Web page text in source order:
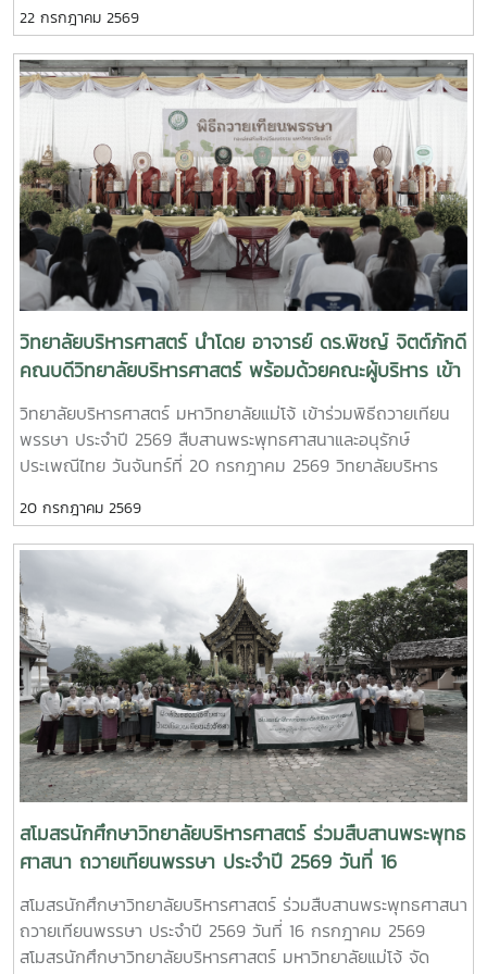
ในหลากหลายด้าน
พัฒนาการศึกษา ไทย–จีน (Thai-Chinese Education
Development Association) เพื่อเข้าพบและหารือแนวทางการ
สร้างความร่วมมือทางวิชาการและการพัฒนาความสัมพันธ์ระหว่าง
ทั้งสององค์กร โดยมี อาจารย์ ดร.พิชญ์ จิตต์ภักดี คณบดี
วิทยาลัยบริหารศาสตร์ พร้อมคณะผู้บริหาร ให้การต้อนรับและร่วม
แลกเปลี่ยนความคิดเห็น การหารือในครั้งนี้มุ่งเน้นการส่งเสริม
ความร่วมมือในหลากหลายด้าน ได้แก่ การรับสมัครและรับเข้า
ศึกษาของนักศึกษาระดับปริญญาโทและปริญญาเอก การแลก
เปลี่ยนศิลปะและวัฒนธรรมนานาชาติ การดำเนินโครงการแลก
เปลี่ยนคณาจารย์และนักศึกษา ตลอดจนการร่วมจัดเวทีเสวนาและ
กิจกรรมด้านวัฒนธรรมไทย–จีน เพื่อเสริมสร้างเครือข่ายความ
ร่วมมือด้านการศึกษาในระดับนานาชาติ โอกาสนี้ คณะผู้แทนจาก
สมาคมพัฒนาการศึกษา ไทย–จีน นำโดย นายจิน ยวี่ซิน (Mr. Jin
Yuxin) เลขาธิการสมาคม พร้อมคณะ ได้ร่วมแลกเปลี่ยนข้อคิด
ดร.สุดเขต สกุลทอง เป็นผู้ประสานงานการประชุม
22 กรกฎาคม 2569
วิทยาลัยบริหารศาสตร์ นำโดย อาจารย์ ดร.พิชญ์ จิตต์ภักดี
คณบดีวิทยาลัยบริหารศาสตร์ พร้อมด้วยคณะผู้บริหาร เข้า
ร่วม พิธีถวายเทียนพรรษา มหาวิทยาลัยแม่โจ้ ประจำปี
2569 ณ อาคารแผ่พืชน์ มหาวิทยาลัยแม่โจ้
วิทยาลัยบริหารศาสตร์ มหาวิทยาลัยแม่โจ้ เข้าร่วมพิธีถวายเทียน
พรรษา ประจำปี 2569 สืบสานพระพุทธศาสนาและอนุรักษ์
ประเพณีไทย วันจันทร์ที่ 20 กรกฎาคม 2569 วิทยาลัยบริหาร
บริหารศาสตร์ พร้อมด้วยคณะผู้บริหาร เข้าร่วม พิธีถวายเทียน
พรรษา มหาวิทยาลัยแม่โจ้ ประจำปี 2569 ณ อาคารแผ่พืชน์
มหาวิทยาลัยแม่โจ้ ภายในพิธีได้รับเกียรติจาก รองศาสตราจารย์
ดร.วีระพล ทองมา อธิการบดีมหาวิทยาลัยแม่โจ้ เป็นประธานในพิธี
พร้อมนำคณะผู้บริหาร คณาจารย์ บุคลากร และนักศึกษา ร่วม
ประกอบพิธีถวายเทียนพรรษา ถวายผ้าอาบน้ำฝน และเครื่อง
ไทยธรรมแด่พระสงฆ์ จำนวน 9 รูป เพื่อสืบสานพระพุทธศาสนา
และอนุรักษ์ขนบธรรมเนียมประเพณีอันดีงามของไทย เนื่องใน
เทศกาลเข้าพรรษา
20 กรกฎาคม 2569
สโมสรนักศึกษาวิทยาลัยบริหารศาสตร์ ร่วมสืบสานพระพุทธ
ศาสนา ถวายเทียนพรรษา ประจำปี 2569 วันที่ 16
กรกฎาคม 2569 ณ วัดทุ่งหมื่นน้อย อำเภอสันทราย
จังหวัดเชียงใหม่
สโมสรนักศึกษาวิทยาลัยบริหารศาสตร์ ร่วมสืบสานพระพุทธศาสนา
ถวายเทียนพรรษา ประจำปี 2569 วันที่ 16 กรกฎาคม 2569
สโมสรนักศึกษาวิทยาลัยบริหารศาสตร์ มหาวิทยาลัยแม่โจ้ จัด